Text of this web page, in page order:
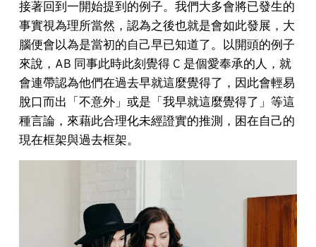
接著回到一開始提到的例子。我們大多會將已發生的
事實視為理所當然，認為之後也就是會如此發展，大
腦便會以為是當初的自己早已知道了。以開頭的例子
來說，AB 同事此時此刻覺得 C 是個愛奉承的人，就
會連帶認為他們在過去早就這麼覺得了，因此會輕易
脫口而出「不意外」或是「我早就這麼覺得了」等這
種言論，來藉此合理化未經證實的推測，困在自己的
現在框架與過去框架。